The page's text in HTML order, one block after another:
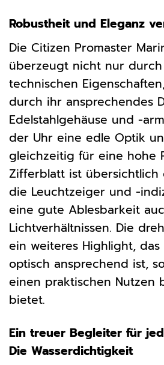
Robustheit und Eleganz
Die Citizen Promaster
überzeugt nicht nur
technischen
durch ihr ansprechendes
Edelstahlgehäuse und -
der Uhr eine edle Optik
gleichzeitig für eine hohe
Zifferblatt ist übersichtlich
die Leuchtzeiger und -
eine gute Ablesbarkeit
Lichtverhältnissen. Die
ein weiteres Highlight,
optisch ansprechend ist,
einen praktischen Nutzen
bietet.
Ein treuer Begleiter für
Die Wasserdichtigkeit